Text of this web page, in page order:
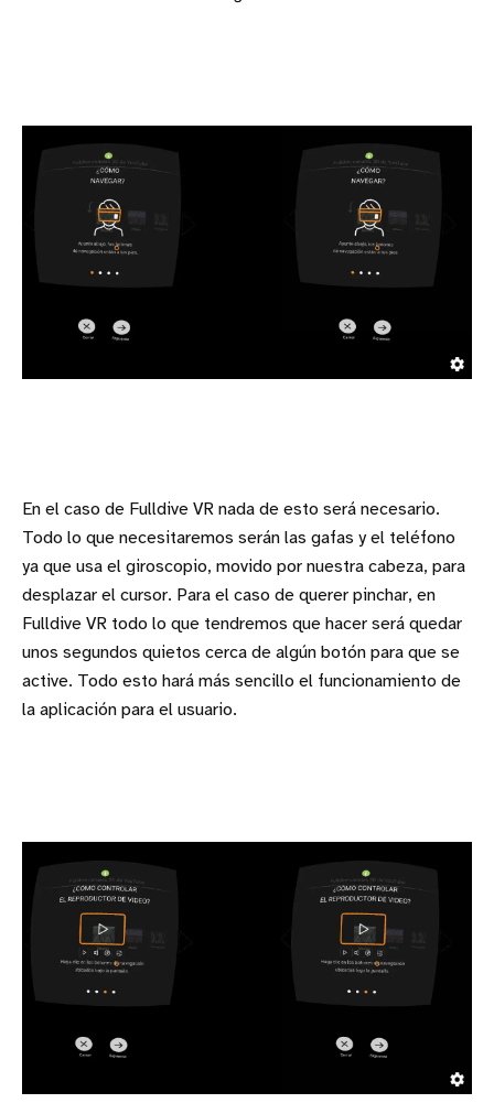
En el caso de Fulldive VR nada de esto será necesario.
Todo lo que necesitaremos serán las gafas y el teléfono
ya que usa el giroscopio, movido por nuestra cabeza, para
desplazar el cursor. Para el caso de querer pinchar, en
Fulldive VR todo lo que tendremos que hacer será quedar
unos segundos quietos cerca de algún botón para que se
active. Todo esto hará más sencillo el funcionamiento de
la aplicación para el usuario.